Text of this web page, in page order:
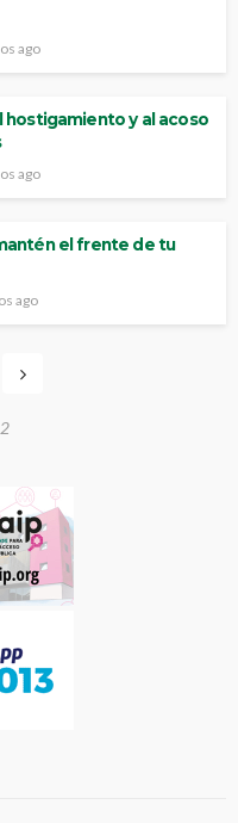
ago
hostigamiento y al acoso
ago
el frente de tu
ago